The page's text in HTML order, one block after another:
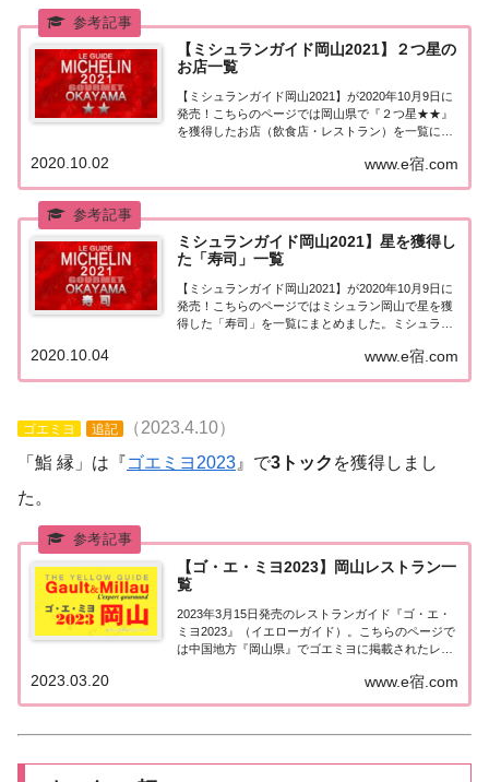
【ミシュランガイド岡山2021】２つ星の
お店一覧
【ミシュランガイド岡山2021】が2020年10月9日に
発売！こちらのページでは岡山県で『２つ星★★』
を獲得したお店（飲食店・レストラン）を一覧にま
ミシュランガイド岡山2021で「2つ星」を獲得した
お店は2軒。岡山市：2軒ゴエミヨ...
www.e宿.com
2020.10.02
ミシュランガイド岡山2021】星を獲得し
た「寿司」一覧
【ミシュランガイド岡山2021】が2020年10月9日に
発売！こちらのページではミシュラン岡山で星を獲
得した「寿司」を一覧にまとめました。ミシュラン
星を獲得した寿司のお店は4店（3つ星0店、2つ星1
店、1つ星3店）。２つ星「寿...
www.e宿.com
2020.10.04
ゴエミヨ 追記
（2023.4.10）
「鮨 縁」は『ゴエミヨ2023 』で3トック を獲得しまし
た。
【ゴ・エ・ミヨ2023】岡山レストラン一
覧
2023年3月15日発売のレストランガイド『ゴ・エ・
ミヨ2023』（イエローガイド）。こちらのページで
は中国地方『岡山県』でゴエミヨに掲載されたレス
2023『岡山県』中国地方「岡山エリア」で「ゴ・
エ・ミヨ2023」に掲載されたお店は8軒。...
www.e宿.com
2023.03.20